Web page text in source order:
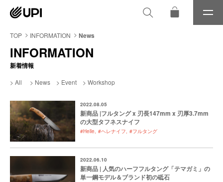
メ
ニ
TOP INFORMATION News
INFORMATION
新着情報
All News Event Workshop
2022.08.05
新商品 |フルタング x 刃長147mm x 刃厚3.7mm
の大型タフネスナイフ
#Helle #ヘレナイフ #フルタング
2022.06.10
新商品 | 人気のハーフフルタング「テマガミ」の
単一鋼モデル＆ブランド初の砥石